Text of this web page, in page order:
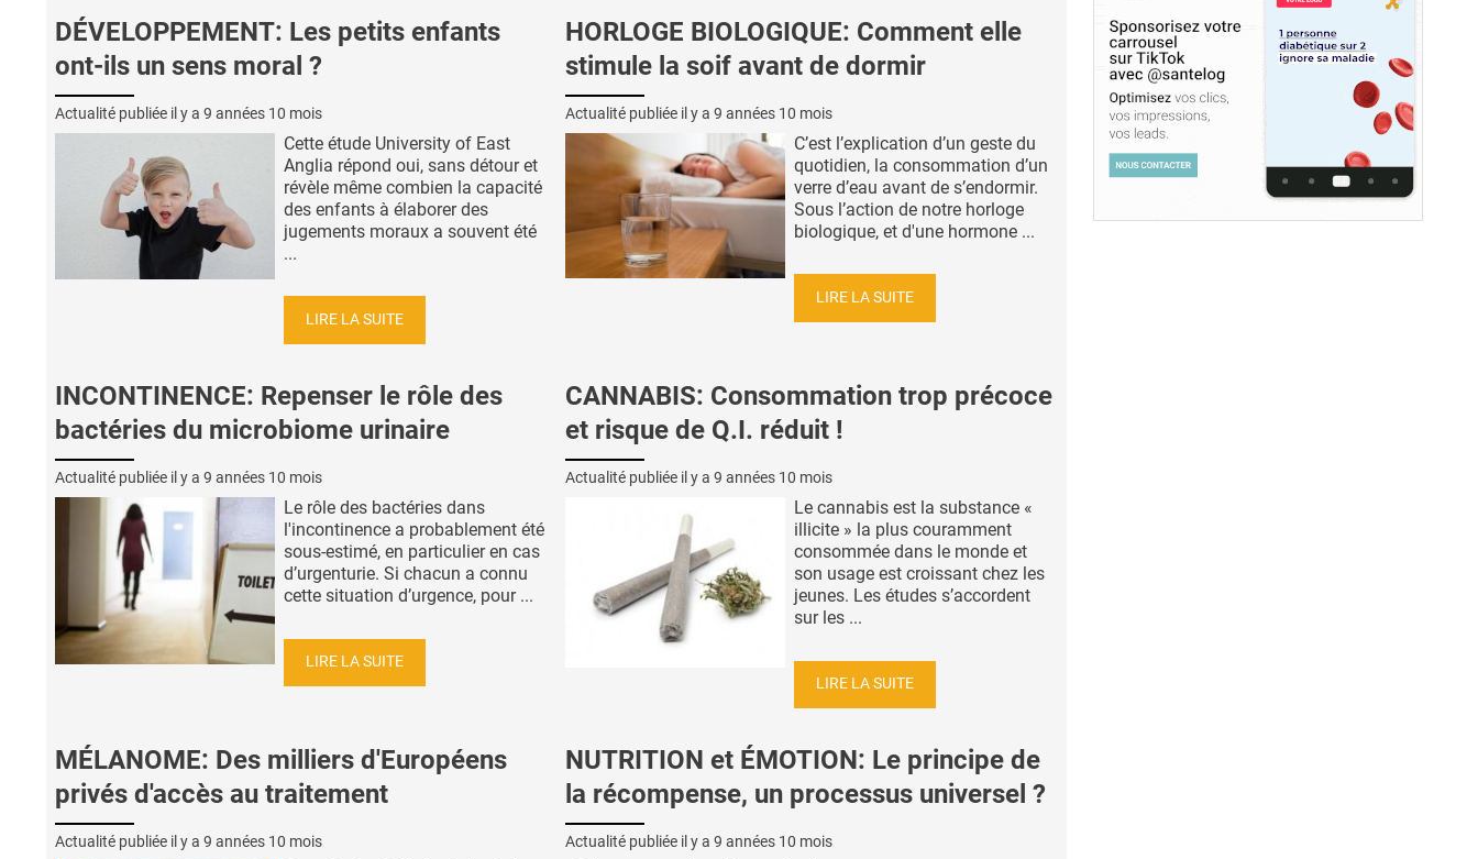
DÉVELOPPEMENT: Les petits enfants
ont-ils un sens moral ?
Actualité publiée il y a 9 années 10 mois
Cette étude University of East
Anglia répond oui, sans détour et
révèle même combien la capacité
des enfants à élaborer des
jugements moraux a souvent été
...
LIRE LA SUITE
HORLOGE BIOLOGIQUE: Comment elle
stimule la soif avant de dormir
Actualité publiée il y a 9 années 10 mois
C’est l’explication d’un geste du
quotidien, la consommation d’un
verre d’eau avant de s’endormir.
Sous l’action de notre horloge
biologique, et d'une hormone ...
LIRE LA SUITE
INCONTINENCE: Repenser le rôle des
bactéries du microbiome urinaire
Actualité publiée il y a 9 années 10 mois
Le rôle des bactéries dans
l'incontinence a probablement été
sous-estimé, en particulier en cas
d’urgenturie. Si chacun a connu
cette situation d’urgence, pour ...
LIRE LA SUITE
CANNABIS: Consommation trop précoce
et risque de Q.I. réduit !
Actualité publiée il y a 9 années 10 mois
Le cannabis est la substance «
illicite » la plus couramment
consommée dans le monde et
son usage est croissant chez les
jeunes. Les études s’accordent
sur les ...
LIRE LA SUITE
MÉLANOME: Des milliers d'Européens
privés d'accès au traitement
Actualité publiée il y a 9 années 10 mois
NUTRITION et ÉMOTION: Le principe de
la récompense, un processus universel ?
Actualité publiée il y a 9 années 10 mois